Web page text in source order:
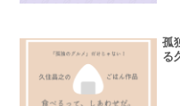
孤
る